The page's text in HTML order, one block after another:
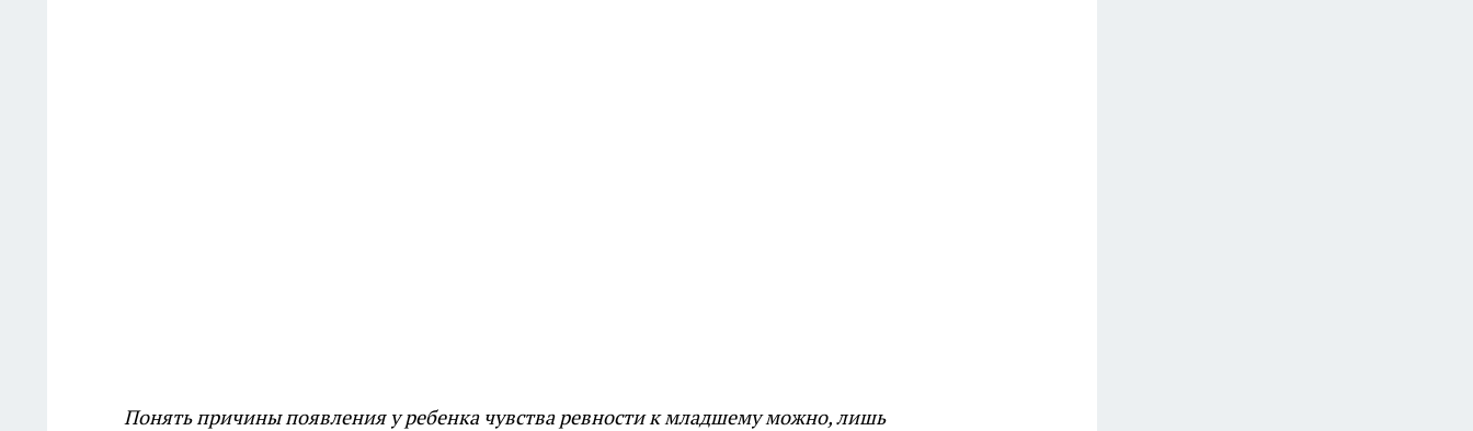
Понять причины появления у ребенка чувстваревности к младшему можно, лишь